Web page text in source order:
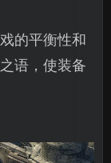
的平衡性和
语，使装备